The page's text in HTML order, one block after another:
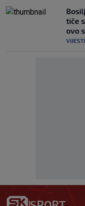
tiče
ovo
VIJESTI